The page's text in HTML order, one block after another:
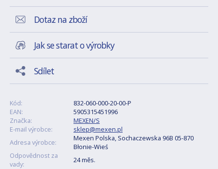
Dotaz na zboží
Jak se starat o výrobky
Sdílet
Kód:
832-060-000-20-00-P
EAN:
5905315451996
Značka:
MEXEN/S
E-mail výrobce:
sklep@mexen.pl
Adresa výrobce:
Mexen Polska, Sochaczewska 96B 05-870
Błonie-Wieś
Odpovědnost za
vady:
24 měs.